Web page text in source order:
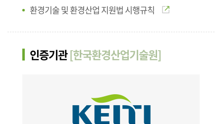
환경기술 및 환경산업 지원법 시행규칙
인증기관[한국환경산업기술원]